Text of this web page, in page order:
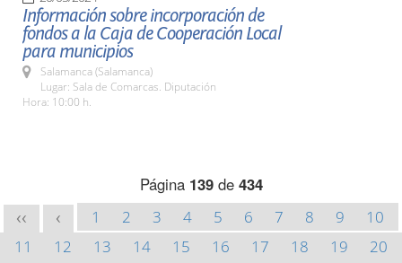
Información sobre incorporación de
fondos a la Caja de Cooperación Local
para municipios
Salamanca (Salamanca)
Lugar: Sala de Comarcas. Diputación
Hora: 10:00 h.
Página 139de 434
<< < 1 2 3 4 5 6 7 8 9
10
11
12 13 14 15 16 17 18 19
20